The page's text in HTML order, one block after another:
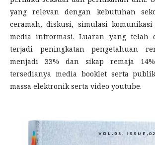
yang relevan dengan kebutuhan
ceramah, diskusi, simulasi
media infrormasi. Luaran yang telah
terjadi peningkatan pengetahuan
menjadi 33% dan sikap remaja
tersedianya media booklet serta
massa elektronik serta video youtube.